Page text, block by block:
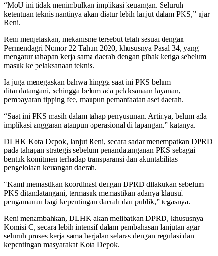
“MoU ini tidak menimbulkan implikasi keuangan. Seluruh
ketentuan teknis nantinya akan diatur lebih lanjut dalam PKS,” ujar
Reni.
Reni menjelaskan, mekanisme tersebut telah sesuai dengan
Permendagri Nomor 22 Tahun 2020, khususnya Pasal 34, yang
mengatur tahapan kerja sama daerah dengan pihak ketiga sebelum
masuk ke pelaksanaan teknis.
Ia juga menegaskan bahwa hingga saat ini PKS belum
ditandatangani, sehingga belum ada pelaksanaan layanan,
pembayaran tipping fee, maupun pemanfaatan aset daerah.
“Saat ini PKS masih dalam tahap penyusunan. Artinya, belum ada
implikasi anggaran ataupun operasional di lapangan,” katanya.
DLHK Kota Depok, lanjut Reni, secara sadar menempatkan DPRD
pada tahapan strategis sebelum penandatanganan PKS sebagai
bentuk komitmen terhadap transparansi dan akuntabilitas
pengelolaan keuangan daerah.
“Kami memastikan koordinasi dengan DPRD dilakukan sebelum
PKS ditandatangani, termasuk memastikan adanya klausul
pengamanan bagi kepentingan daerah dan publik,” tegasnya.
Reni menambahkan, DLHK akan melibatkan DPRD, khususnya
Komisi C, secara lebih intensif dalam pembahasan lanjutan agar
seluruh proses kerja sama berjalan selaras dengan regulasi dan
kepentingan masyarakat Kota Depok.